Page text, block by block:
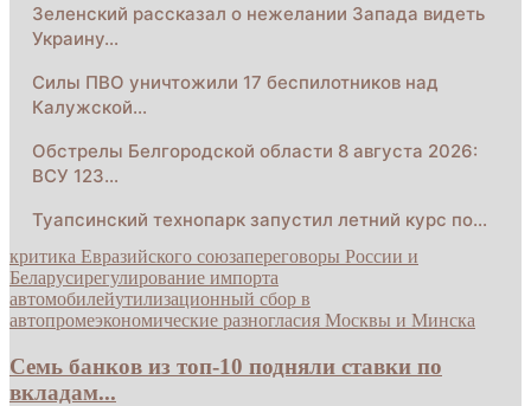
Зеленский рассказал о нежелании Запада видеть
Украину…
Силы ПВО уничтожили 17 беспилотников над
Калужской…
Обстрелы Белгородской области 8 августа 2026:
ВСУ 123…
Туапсинский технопарк запустил летний курс по…
критика Евразийского союзапереговоры России и
Беларусирегулирование импорта
автомобилейутилизационный сбор в
автопромеэкономические разногласия Москвы и Минска
Семь банков из топ-10 подняли ставки по
вкладам...